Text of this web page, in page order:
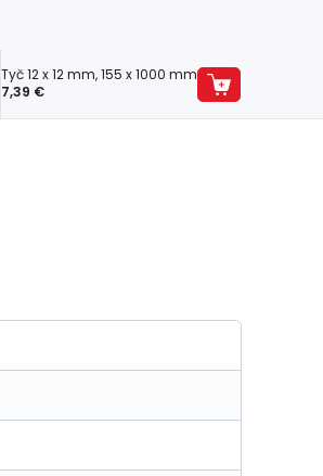
Tyč 12 x 12 mm, 155 x 1000 mm
7,39 €